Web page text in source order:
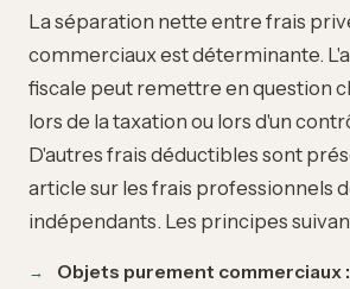
La séparation nette entre frais
commerciaux est déterminante.
fiscale peut remettre en question
lors de la taxation ou lors d'un
D'autres frais déductibles sont
article sur les frais professionnels
indépendants. Les principes
Objets purement commerciaux :